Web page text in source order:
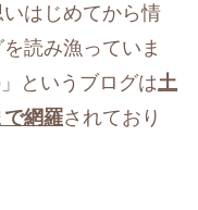
はじめてから情
読み漁っていま
というブログは土
網羅されており